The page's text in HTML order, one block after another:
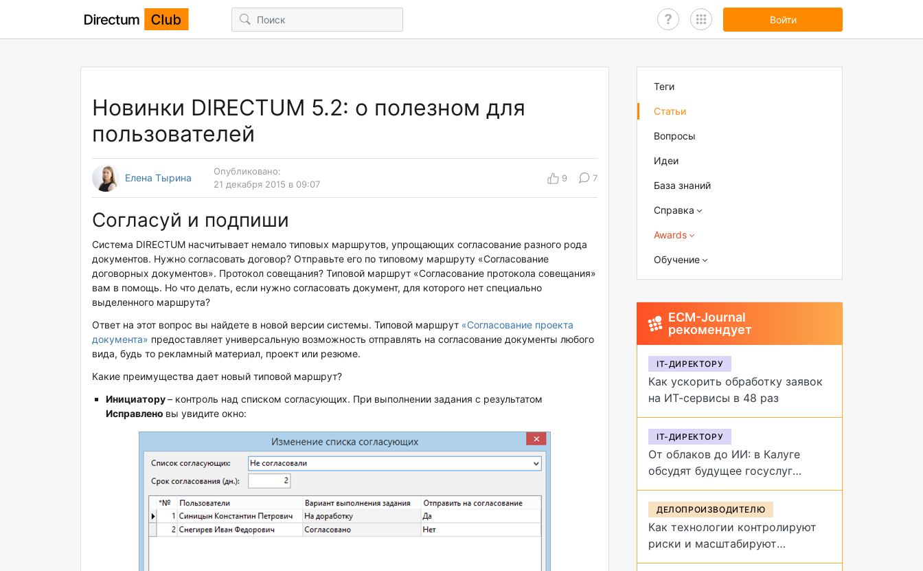
Войти
Новинки DIRECTUM 5.2: о полезном для
пользователей
Елена Тырина
Опубликовано:
21 декабря 2015 в 09:07
9 7
Согласуй и подпиши
Система DIRECTUM насчитывает немало типовых маршрутов, упрощающих согласование разного рода
документов. Нужно согласовать договор? Отправьте его по типовому маршруту «Согласование
договорных документов». Протокол совещания? Типовой маршрут «Согласование протокола совещания»
вам в помощь. Но что делать, если нужно согласовать документ, для которого нет специально
выделенного маршрута?
Ответ на этот вопрос вы найдете в новой версии системы. Типовой маршрут «Согласование проекта
документа» предоставляет универсальную возможность отправлять на согласование документы любого
вида, будь то рекламный материал, проект или резюме.
Какие преимущества дает новый типовой маршрут?
Инициатору– контроль над списком согласующих. При выполнении задания с результатом
Исправлено вы увидите окно:
Теги
Статьи
Вопросы
Идеи
База знаний
Справка
Awards
Обучение
ECM-Journal
рекомендует
IT-ДИРЕКТОРУ
Как ускорить обработку заявок
на ИТ-сервисы в 48 раз
IT-ДИРЕКТОРУ
От облаков до ИИ: в Калуге
обсудят будущее госуслуг
на форуме «Цифровая
эволюция»
ДЕЛОПРОИЗВОДИТЕЛЮ
Как технологии контролируют
риски и масштабируют
управление договорами